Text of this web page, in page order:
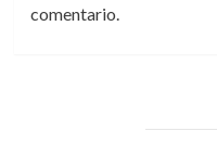
comentario.